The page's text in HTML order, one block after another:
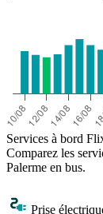
Services à bord
Comparez les
Palerme en bus.
Prise